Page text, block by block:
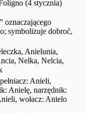
(4 stycznia)
oznaczającego
symbolizuje dobroć,
Anielunia,
Nelka, Nelcia,
Anieli,
Anielę, narzędnik:
wołacz: Anielo